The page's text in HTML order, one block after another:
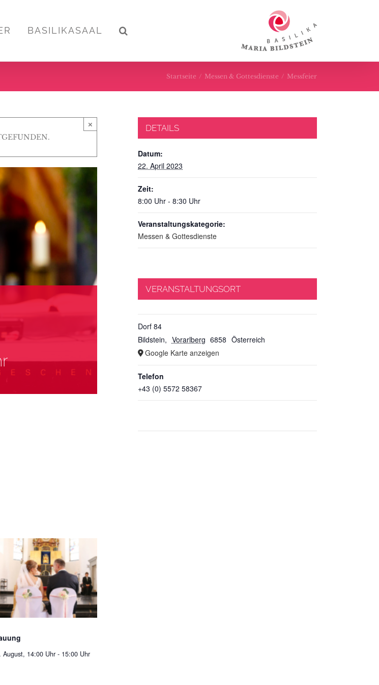
BASILIKASAAL
Startseite / Messen & Gottesdienste / Messfeier
×
August, 14:00 Uhr - 15:00 Uhr
DETAILS
Datum:
22. April 2023
Zeit:
8:00 Uhr - 8:30 Uhr
Veranstaltungskategorie:
Messen & Gottesdienste
VERANSTALTUNGSORT
Dorf 84
Bildstein, Vorarlberg 6858 Österreich
Google Karte anzeigen
Telefon
+43 (0) 5572 58367